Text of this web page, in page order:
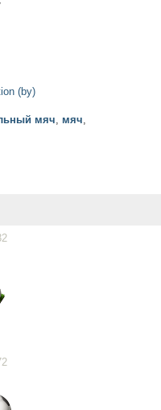
(by)
мяч, мяч,